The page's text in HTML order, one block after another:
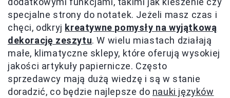
specjalne strony do notatek. Jeżeli masz czas i
chęci, odkryj kreatywne pomysły na wyjątkową
dekorację zeszytu. W wielu miastach działają
małe, klimatyczne sklepy, które oferują wysokiej
jakości artykuły papiernicze. Często
sprzedawcy mają dużą wiedzę i są w stanie
doradzić, co będzie najlepsze do nauki języków